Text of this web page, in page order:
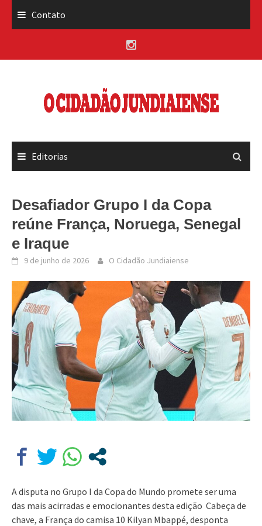
Contato
Editorias
Desafiador Grupo I da Copa
reúne França, Noruega, Senegal
e Iraque
9 de junho de 2026 O Cidadão Jundiaiense
A disputa no Grupo I da Copa do Mundo promete ser uma
das mais acirradas e emocionantes desta edição Cabeça de
chave, a França do camisa 10 Kilyan Mbappé, desponta